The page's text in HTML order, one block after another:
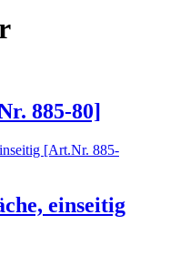
885-80]
einseitig